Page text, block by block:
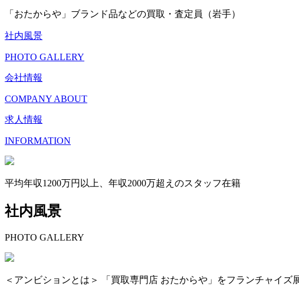
「おたからや」ブランド品などの買取・査定員（岩手）
社内風景
PHOTO GALLERY
会社情報
COMPANY ABOUT
求人情報
INFORMATION
平均年収1200万円以上、年収2000万超えのスタッフ在籍
社内風景
PHOTO GALLERY
＜アンビションとは＞ 「買取専門店 おたからや」をフランチャイ